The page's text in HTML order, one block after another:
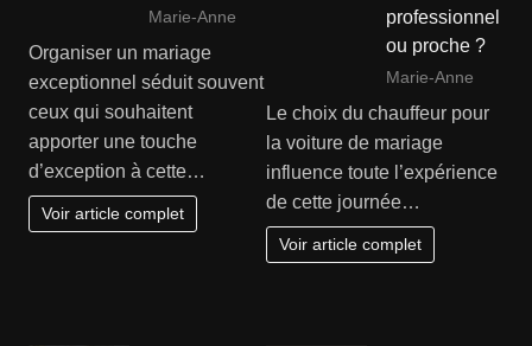
Marie-Anne
Organiser un mariage
exceptionnel séduit souvent
ceux qui souhaitent
apporter une touche
d’exception à cette…
Voir article complet
professionnel
ou proche ?
Marie-Anne
Le choix du chauffeur pour
la voiture de mariage
influence toute l’expérience
de cette journée…
Voir article complet